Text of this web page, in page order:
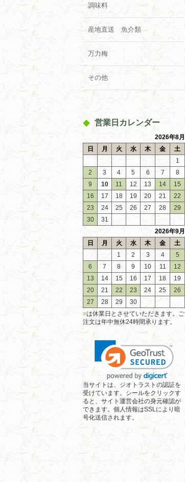
調味料
産地直送 魚介類
万力梅
その他
営業日カレンダー
2026年8月
日
月 火 水 木 金
土
1
2
3 4 5 6 7
8
9
10 11 12 13 14
15
16
17 18 19 20 21
22
23
24 25 26 27 28
29
30
31
2026年9月
日
月 火 水 木 金
土
1
2 3 4
5
6
7 8 9 10 11
12
13
14 15 16 17 18
19
20
21 22 23 24 25
26
27
28 29
30
■は休業日とさせていただきます。ご
注文は年中無休24時間承ります。
当サイトは、ジオトラストの認証を
受けています。シールをクリックす
ると、サイト運営会社の身元確認が
できます。個人情報はSSLにより暗
号化送信されます。